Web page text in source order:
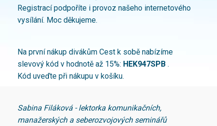
Registrací podpoříte i provoz našeho internetového
vysílání. Moc děkujeme.
Na první nákup divákům Cest k sobě nabízíme
slevový kód v hodnotě až 15%: HEK947SPB .
Kód uveďte při nákupu v košíku.
Sabina Filáková - lektorka komunikačních,
manažerských a seberozvojových seminářů